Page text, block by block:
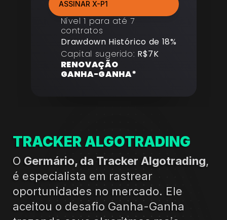
ASSINAR X-P1
Nível 1 para até 7
contratos
Drawdown Histórico de 18%
Capital sugerido: R$7K
RENOVAÇÃO
GANHA-GANHA*
TRACKER ALGOTRADING
O Germário, da Tracker Algotrading,
é especialista em rastrear
oportunidades no mercado. Ele
aceitou o desafio Ganha-Ganha